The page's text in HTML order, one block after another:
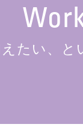
たい、